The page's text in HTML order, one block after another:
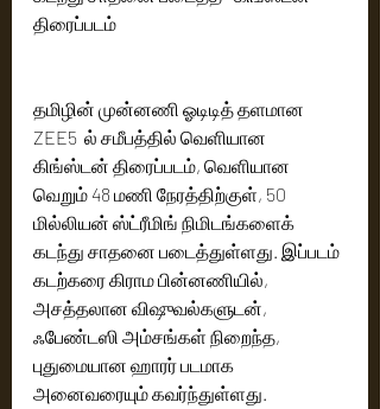
திரைப்படம்
தமிழின் முன்னணி ஓடிடித் தளமான
ZEE5  ல் சமீபத்தில் வெளியான
கிங்ஸ்டன் திரைப்படம், வெளியான
வெறும் 48 மணி நேரத்திற்குள், 50
மில்லியன் ஸ்ட்ரீமிங் நிமிடங்களைக்
கடந்து சாதனை படைத்துள்ளது. இப்படம்
கடற்கரை கிராம பின்னணியில்,
அசத்தலான விஷுவல்களுடன்,
ஃபேண்டஸி அம்சங்கள் நிறைந்த,
புதுமையான ஹாரர் படமாக
அனைவரையும் கவர்ந்துள்ளது.